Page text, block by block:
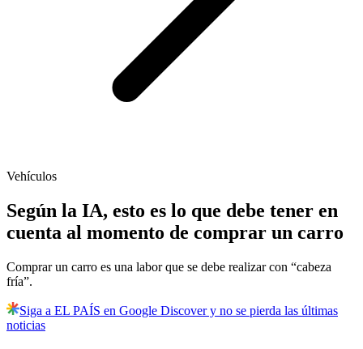
Vehículos
Según la IA, esto es lo que debe tener en
cuenta al momento de comprar un carro
Comprar un carro es una labor que se debe realizar con “cabeza
fría”.
Siga a EL PAÍS en Google Discover y no se pierda las últimas
noticias